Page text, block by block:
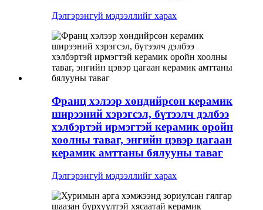
Дэлгэрэнгүй мэдээллийг харах
Франц хэлээр хөндийрсөн керамик
ширээний хэрэгсэл, бүтээлч дэлбээ
хэлбэртэй ирмэгтэй керамик оройн
хоолны таваг, энгийн цэвэр цагаан
керамик амттаны бялууны таваг
Дэлгэрэнгүй мэдээллийг харах